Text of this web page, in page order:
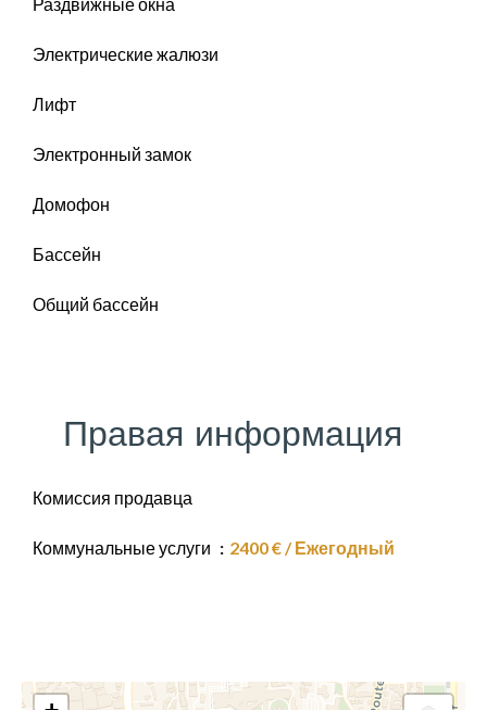
Электрические жалюзи
Лифт
Электронный замок
Домофон
Бассейн
Общий бассейн
Правая информация
Комиссия продавца
Коммунальные услуги 2400 € / Ежегодный